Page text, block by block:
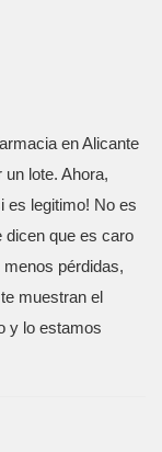
en Alicante
lote. Ahora,
es legitimo! No es
dicen que es caro
pérdidas,
muestran el
y lo estamos